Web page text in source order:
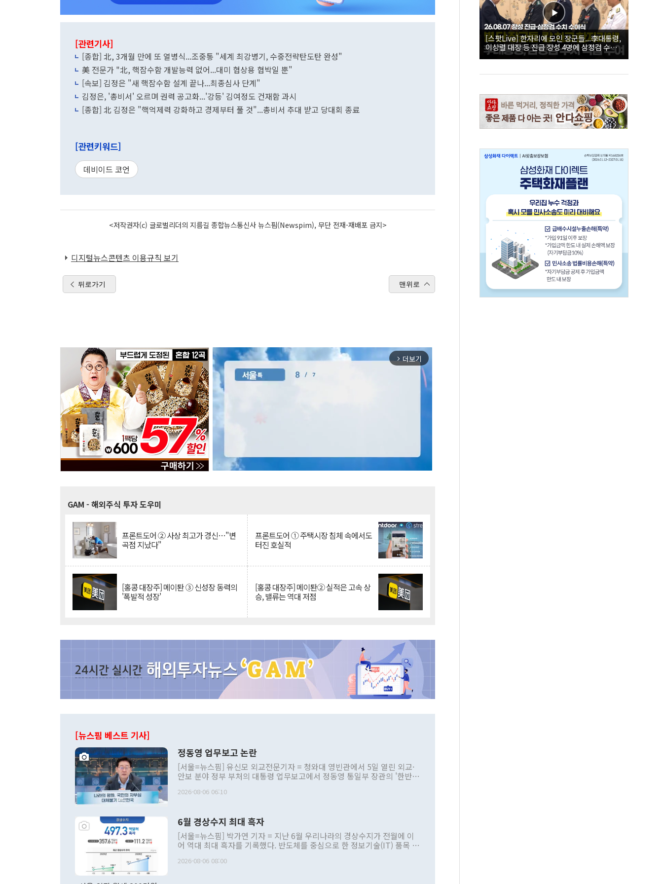
[관련기사]
[종합] 北, 3개월 만에 또 열병식...조중통 "세계 최강병기, 수중전략탄도탄 완성"
美 전문가 "北, 핵잠수함 개발능력 없어...대미 협상용 협박일 뿐"
[속보] 김정은 "새 핵잠수함 설계 끝나...최종심사 단계"
김정은, '총비서' 오르며 권력 공고화...'강등' 김여정도 건재함 과시
[종합] 北 김정은 "핵억제력 강화하고 경제부터 풀 것"...총비서 추대 받고 당대회 종료
[관련키워드]
데비이드 코언
<저작권자(c) 글로벌리더의 지름길 종합뉴스통신사 뉴스핌(Newspim), 무단 전재-재배포 금지>
디지털뉴스콘텐츠 이용규칙 보기
뒤로가기 맨위로
arrow_forward_ios 더보기
GAM - 해외주식 투자 도우미
프론트도어 ② 사상 최고가 경신…"변
곡점 지났다"
프론트도어 ① 주택시장 침체 속에서도
터진 호실적
[홍콩 대장주] 메이퇀 ③ 신성장 동력의
'폭발적 성장'
[홍콩 대장주] 메이퇀② 실적은 고속 상
승, 밸류는 역대 저점
[뉴스핌 베스트 기사]
정동영 업무보고 논란
[서울=뉴스핌] 유신모 외교전문기자 = 청와대 영빈관에서 5일 열린 외교·
안보 분야 정부 부처의 대통령 업무보고에서 정동영 통일부 장관의 '한반도
발언 중에는 정부 내 조율을 거치지 않은 사안을 정책으로 추진하겠다고 공
주의적 희망에 근거한 비현실적 구상'이라는 비판을 내놨다. 그동안 정 장
관의 대북 정책 관련 발언이 물의를 빚은 적은 여러 번 있지만 대통령과 유
관 부처 장관이 공개적으로 부정적 입장을 표명한 것은 이례적이다. 정 장
관의 무리한 대북 접근법과 월권을 제어해야 한다는 목소리도 높아지고 있
다. [정동영 통일부 장관이 지난달 23일 오후 서울 종로구 정부서울청사에
2026-08-06 06:10
6월 경상수지 최대 흑자
[서울=뉴스핌] 박가연 기자 = 지난 6월 우리나라의 경상수지가 전월에 이
어 역대 최대 흑자를 기록했다. 반도체를 중심으로 한 정보기술(IT) 품목 수
료=한국은행] 한국은행이 6일 발표한 '2026년 6월 국제수지(잠정)'에 따르
2026-08-06 08:00
[스팟Live] 한자리에 모인 장군들...李대통령,
이상렬 대장 등 진급 장성 4명에 삼정검 수치
직접 수여｜26.08.07 장성 진급·삼정검 수치